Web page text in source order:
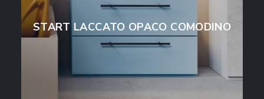
START LACCATO OPACO COMODINO